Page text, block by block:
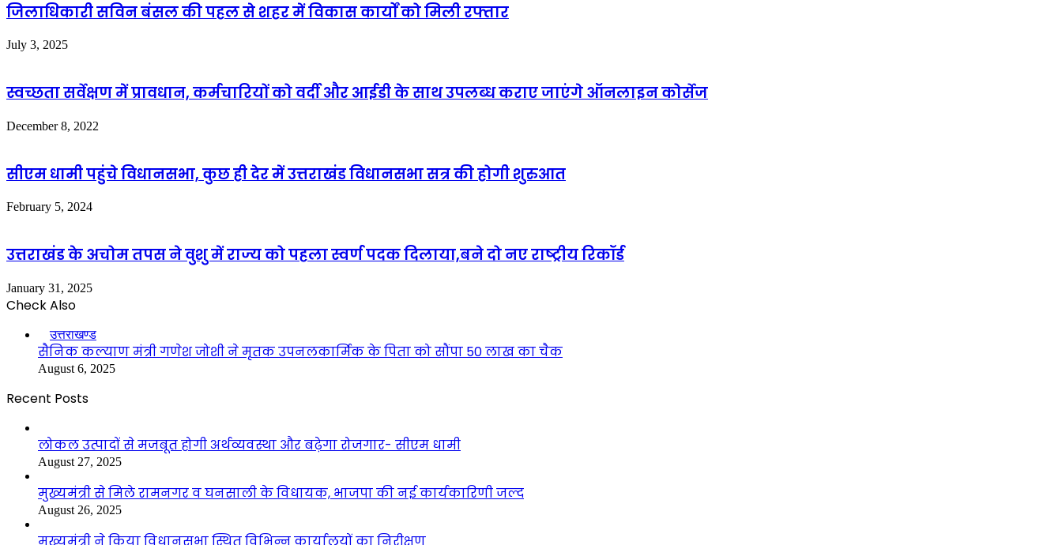
जिलाधिकारी सविन बंसल की पहल से शहर में विकास कार्यों को मिली रफ्तार
July 3, 2025
स्वच्छता सर्वेक्षण में प्रावधान, कर्मचारियों को वर्दी और आईडी के साथ उपलब्ध कराए जाएंगे ऑनलाइन कोर्सेज
December 8, 2022
सीएम धामी पहुंचे विधानसभा, कुछ ही देर में उत्तराखंड विधानसभा सत्र की होगी शुरुआत
February 5, 2024
उत्तराखंड के अचोम तपस ने वुशु में राज्‍य को पहला स्वर्ण पदक द‍िलाया,बने दो नए राष्‍ट्रीय र‍िकॉर्ड
January 31, 2025
Check Also
उत्तराखण्ड
सैनिक कल्याण मंत्री गणेश जोशी ने मृतक उपनलकार्मिक के पिता को सौंपा 50 लाख का चैक
August 6, 2025
Recent Posts
लोकल उत्पादों से मजबूत होगी अर्थव्यवस्था और बढ़ेगा रोजगार- सीएम धामी
August 27, 2025
मुख्यमंत्री से मिले रामनगर व घनसाली के विधायक, भाजपा की नई कार्यकारिणी जल्द
August 26, 2025
मुख्यमंत्री ने किया विधानसभा स्थित विभिन्न कार्यालयों का निरीक्षण